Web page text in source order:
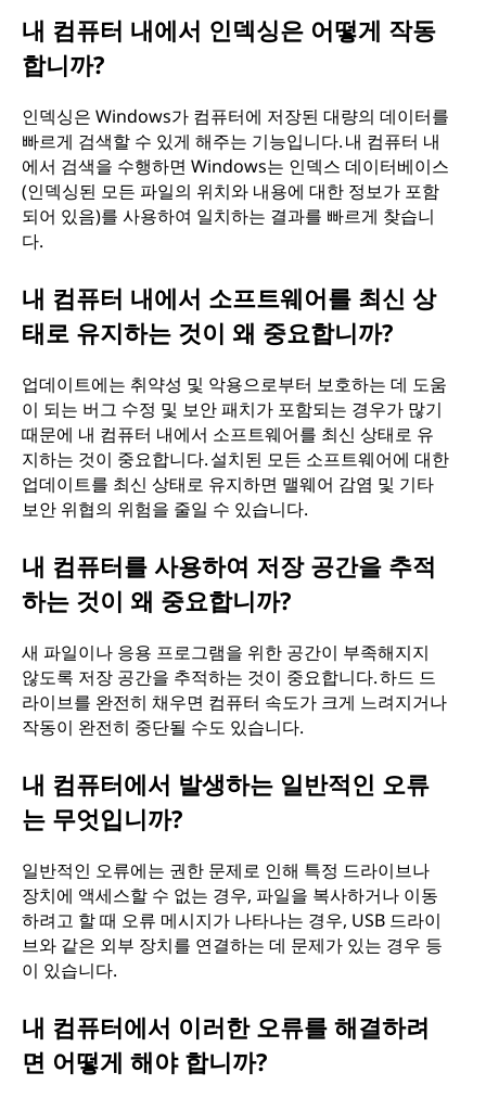
내 컴퓨터 내에서 인덱싱은 어떻게 작동
합니까?
인덱싱은 Windows가 컴퓨터에 저장된 대량의 데이터를
빠르게 검색할 수 있게 해주는 기능입니다. 내 컴퓨터 내
에서 검색을 수행하면 Windows는 인덱스 데이터베이스
(인덱싱된 모든 파일의 위치와 내용에 대한 정보가 포함
되어 있음)를 사용하여 일치하는 결과를 빠르게 찾습니
다.
내 컴퓨터 내에서 소프트웨어를 최신 상
태로 유지하는 것이 왜 중요합니까?
업데이트에는 취약성 및 악용으로부터 보호하는 데 도움
이 되는 버그 수정 및 보안 패치가 포함되는 경우가 많기
때문에 내 컴퓨터 내에서 소프트웨어를 최신 상태로 유
지하는 것이 중요합니다. 설치된 모든 소프트웨어에 대한
업데이트를 최신 상태로 유지하면 맬웨어 감염 및 기타
보안 위협의 위험을 줄일 수 있습니다.
내 컴퓨터를 사용하여 저장 공간을 추적
하는 것이 왜 중요합니까?
새 파일이나 응용 프로그램을 위한 공간이 부족해지지
않도록 저장 공간을 추적하는 것이 중요합니다. 하드 드
라이브를 완전히 채우면 컴퓨터 속도가 크게 느려지거나
작동이 완전히 중단될 수도 있습니다.
내 컴퓨터에서 발생하는 일반적인 오류
는 무엇입니까?
일반적인 오류에는 권한 문제로 인해 특정 드라이브나
장치에 액세스할 수 없는 경우, 파일을 복사하거나 이동
하려고 할 때 오류 메시지가 나타나는 경우, USB 드라이
브와 같은 외부 장치를 연결하는 데 문제가 있는 경우 등
이 있습니다.
내 컴퓨터에서 이러한 오류를 해결하려
면 어떻게 해야 합니까?